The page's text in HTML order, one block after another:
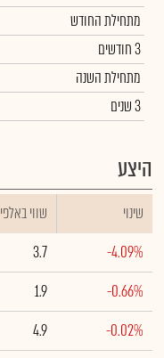
מתחילת החודש
3 חודשים
מתחילת השנה
3 שנים
היצע
שינוי ₪ שווי באלפי
-4.09%
3.7
-0.66%
1.9
-0.02%
4.9